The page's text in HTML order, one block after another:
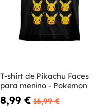
T-shirt de Pikachu Faces
para menino - Pokemon
8,99 € 16,99 €